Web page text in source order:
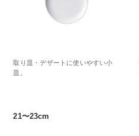
取り皿・デザートに使いやすい小
皿。
21〜23cm